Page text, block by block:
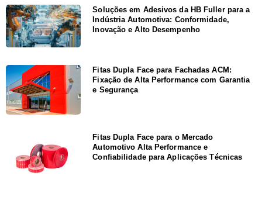
Soluções em Adesivos da HB Fuller para a
Indústria Automotiva: Conformidade,
Inovação e Alto Desempenho
Fitas Dupla Face para Fachadas ACM:
Fixação de Alta Performance com Garantia
e Segurança
Fitas Dupla Face para o Mercado
Automotivo Alta Performance e
Confiabilidade para Aplicações Técnicas